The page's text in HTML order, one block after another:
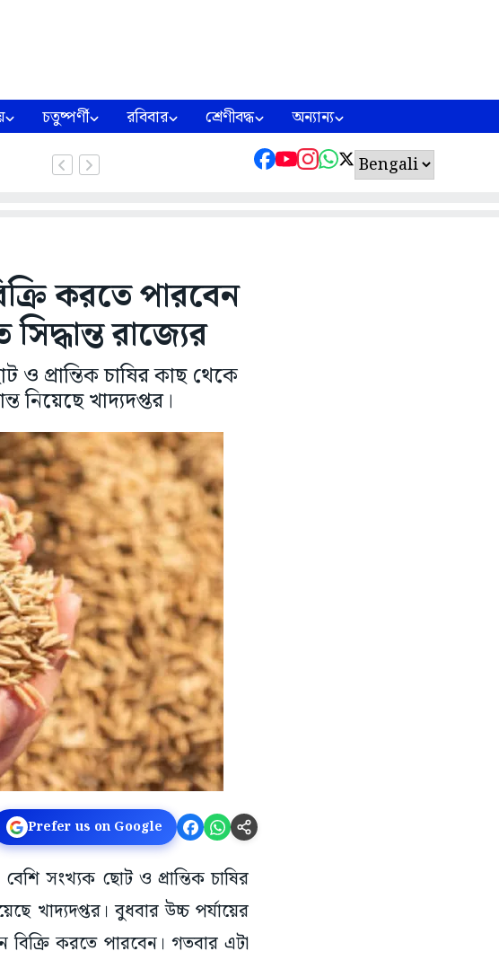
চতুষ্পর্ণী রবিবার শ্রেণীবদ্ধ অন্যান্য
করতে পারবেন
রাজ্যের
প্রান্তিক চাষির কাছ থেকে
নিয়েছে খাদ্যদপ্তর।
Prefer us on Google
সংখ্যক ছোট ও প্রান্তিক চাষির
খাদ্যদপ্তর। বুধবার উচ্চ পর্যায়ের
করতে পারবেন। গতবার এটা